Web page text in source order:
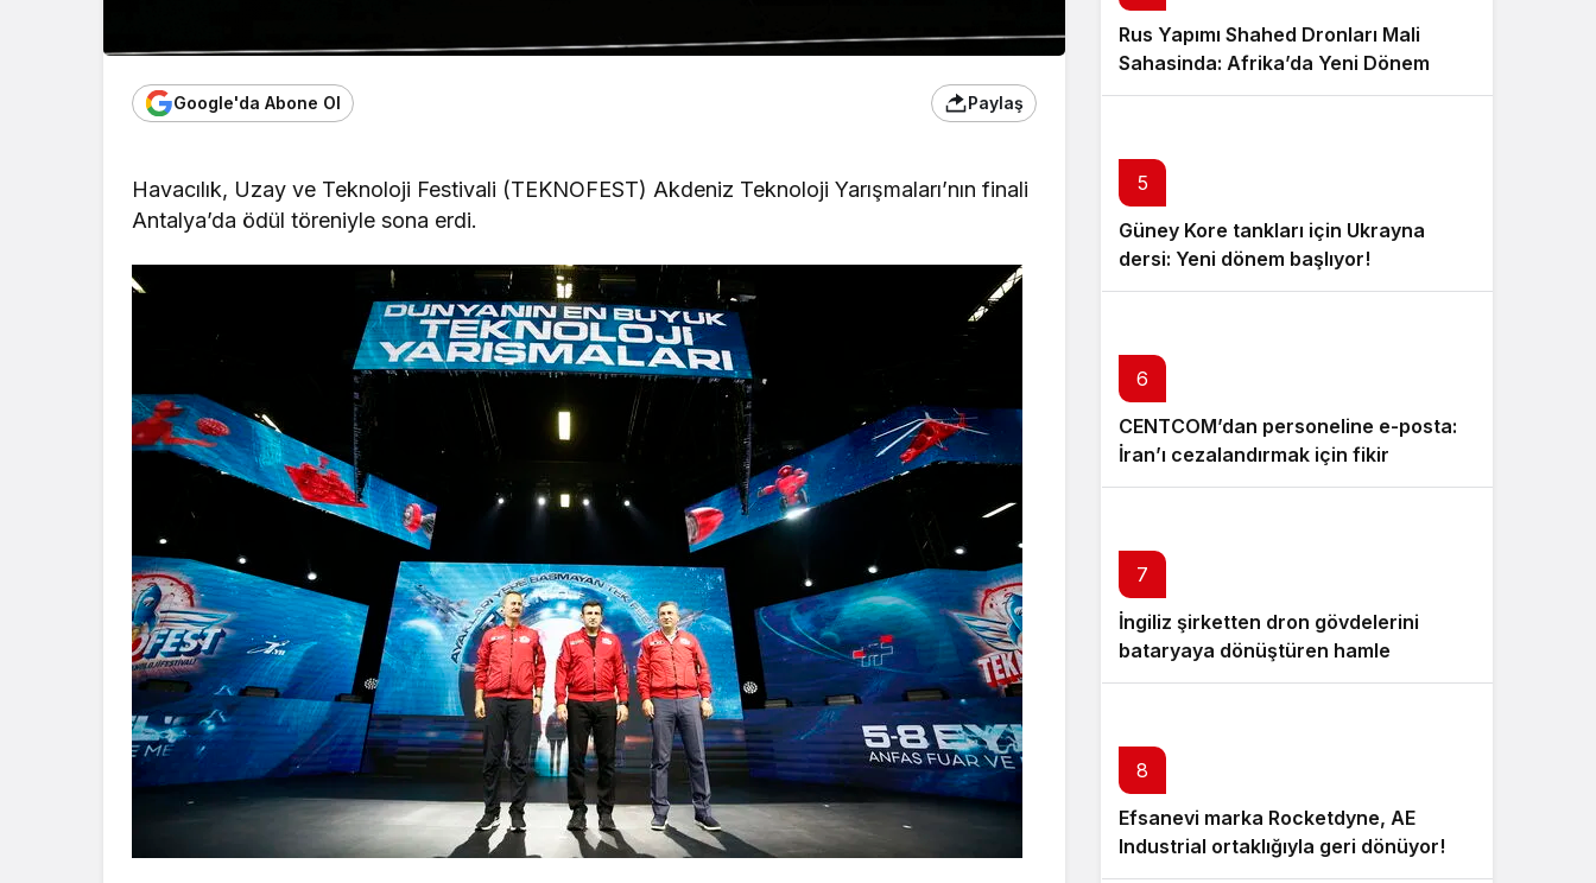
Google'da Abone Ol Paylaş
Havacılık, Uzay ve Teknoloji Festivali (TEKNOFEST) Akdeniz Teknoloji Yarışmaları’nın finali
Antalya’da ödül töreniyle sona erdi.
Rus Yapımı Shahed Dronları Mali
Sahasinda: Afrika’da Yeni Dönem
5
Güney Kore tankları için Ukrayna
dersi: Yeni dönem başlıyor!
6
CENTCOM’dan personeline e-posta:
İran’ı cezalandırmak için fikir
arıyorlar!
7
İngiliz şirketten dron gövdelerini
bataryaya dönüştüren hamle
8
Efsanevi marka Rocketdyne, AE
Industrial ortaklığıyla geri dönüyor!